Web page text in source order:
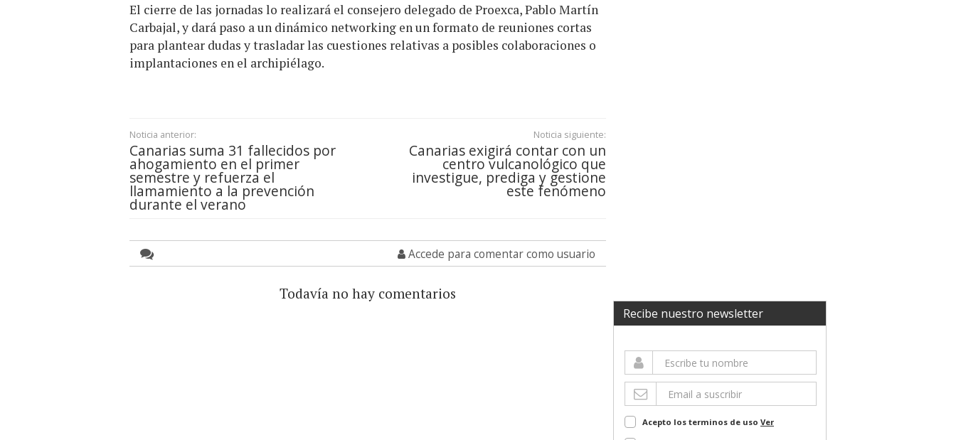
El cierre de las jornadas lo realizará el consejero delegado de Proexca, Pablo Martín
Carbajal, y dará paso a un dinámico networking en un formato de reuniones cortas
para plantear dudas y trasladar las cuestiones relativas a posibles colaboraciones o
implantaciones en el archipiélago.
Noticia anterior:
Canarias suma 31 fallecidos por
ahogamiento en el primer
semestre y refuerza el
llamamiento a la prevención
durante el verano
Noticia siguiente:
Canarias exigirá contar con un
centro vulcanológico que
investigue, prediga y gestione
este fenómeno
Accede para comentar como usuario
Todavía no hay comentarios
Recibe nuestro newsletter
Acepto los terminos de uso Ver